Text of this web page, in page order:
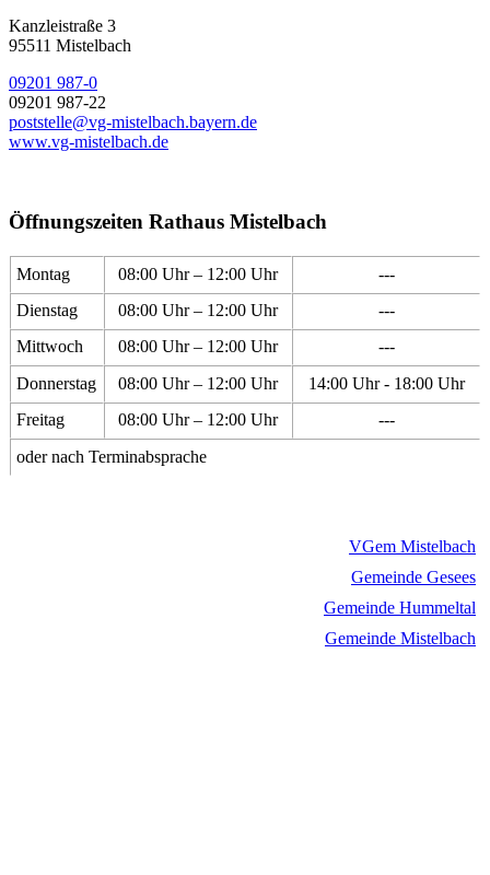
Kanzleistraße 3
95511 Mistelbach
09201 987-0
09201 987-22
poststelle@vg-mistelbach.bayern.de
www.vg-mistelbach.de
Öffnungszeiten Rathaus Mistelbach
Montag 08:00 Uhr – 12:00 Uhr
---
Dienstag
08:00 Uhr – 12:00 Uhr
---
Mittwoch
08:00 Uhr – 12:00 Uhr
---
Donnerstag
08:00 Uhr – 12:00 Uhr
14:00 Uhr - 18:00 Uhr
Freitag
08:00 Uhr – 12:00 Uhr
---
oder nach Terminabsprache
VGem Mistelbach
Gemeinde Gesees
Gemeinde Hummeltal
Gemeinde Mistelbach